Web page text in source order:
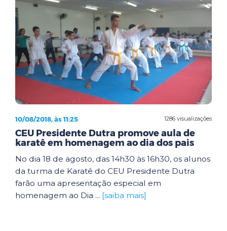
1286 visualizações
10/08/2018, às 11:25
CEU Presidente Dutra promove aula de
karatê em homenagem ao dia dos pais
No dia 18 de agosto, das 14h30 às 16h30, os alunos
da turma de Karatê do CEU Presidente Dutra
farão uma apresentação especial em
homenagem ao Dia ... [saiba mais]